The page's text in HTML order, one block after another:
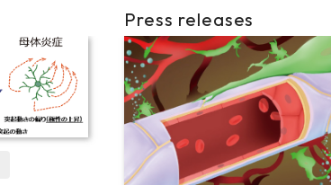
Press releases